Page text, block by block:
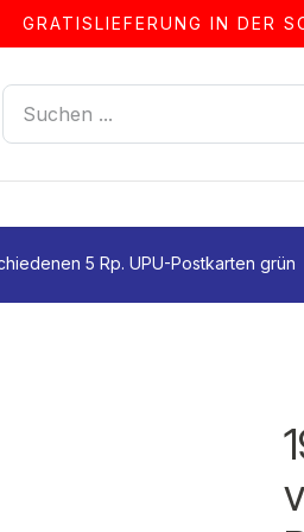
GRATISLIEFERUNG IN DER
5 Rp. UPU-Postkarten grün